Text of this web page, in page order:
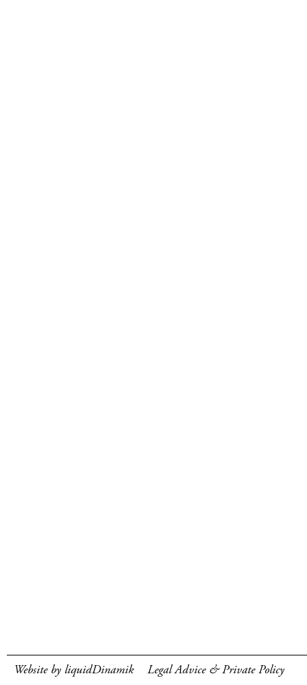
Website by liquidDinamik Legal Advice & Private Policy